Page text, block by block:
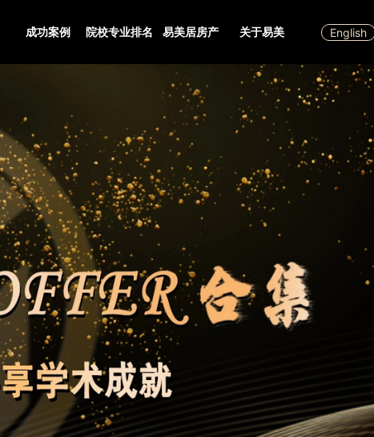
成功案例 院校专业排名 易美居房产 关于易美 English